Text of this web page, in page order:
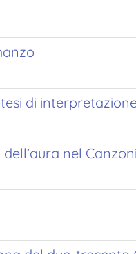
di
nel